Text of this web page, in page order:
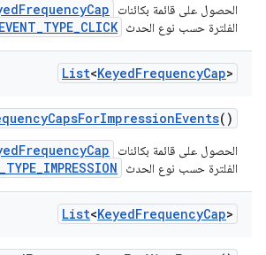
الحصول على قائمة بكائنات
الفلترة حسب نوع الحدث
List<KeyedFrequencyCap>
CapsForImpressionEvents()
الحصول على قائمة بكائنات
الفلترة حسب نوع الحدث
List<KeyedFrequencyCap>